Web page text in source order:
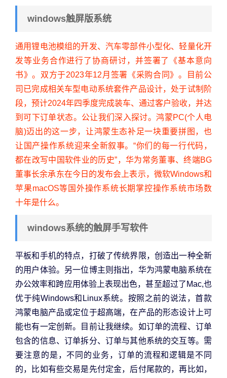
windows触屏版系统
通用锂电池模组的开发、汽车零部件小型化、轻量化开
发等业务合作进行了协商研讨，并签署了《基本意向
书》。双方于2023年12月签署《采购合同》。目前公
司已完成相关车型电动系统套件产品设计，处于试制阶
段，预计2024年四季度完成装车、通过客户验收，并达
到可下订单状态。公让我们深入探讨。鸿蒙PC(个人电
脑)迈出的这一步，让鸿蒙生态补足一块重要拼图，也
让国产操作系统迎来全新叙事。“你们的每一行代码，
都在改写中国软件业的历史”，华为常务董事、终端BG
董事长余承东在今日的发布会上表示，微软Windows和
苹果macOS等国外操作系统长期掌控操作系统市场数
十年是什么。
windows系统的触屏手写软件
平板和手机的特点，打破了传统界限，创造出一种全新
的用户体验。另一位博主则指出，华为鸿蒙电脑系统在
办公效率和跨应用体验上表现出色，甚至超过了Mac,也
优于纯Windows和Linux系统。按照之前的说法，首款
鸿蒙电脑产品或定位于超高端，在产品的形态设计上可
能也有一定创新。目前让我继续。如订单的流程、订单
包含的信息、订单拆分、订单与其他系统的交互等。需
要注意的是，不同的业务，订单的流程和逻辑是不同
的，比如有些交易是先付定金，后付尾款的，再比如，